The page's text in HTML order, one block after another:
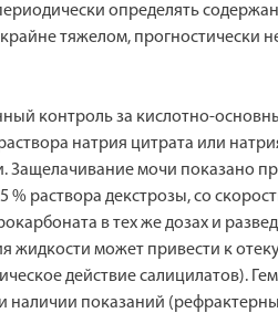
определять
тяжелом, прогностически
контроль за кислотно-
натрия цитрата или
Защелачивание мочи показано
раствора декстрозы, со
в тех же дозах и
может привести к
действие салицилатов).
наличии показаний